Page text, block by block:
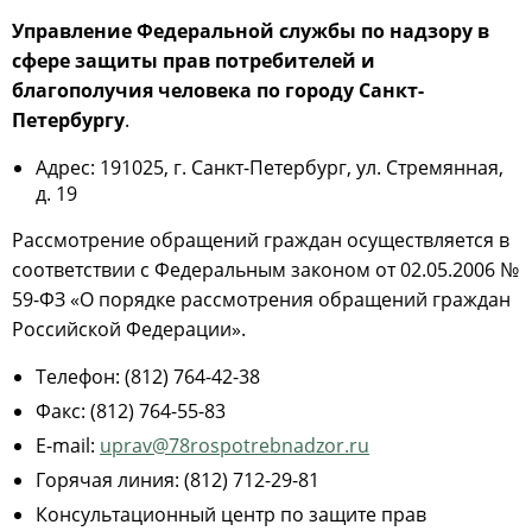
Управление Федеральной службы по надзору в
сфере защиты прав потребителей и
благополучия человека по городу Санкт-
Петербургу.
Адрес: 191025, г. Санкт-Петербург, ул. Стремянная,
д. 19
Рассмотрение обращений граждан осуществляется в
соответствии с Федеральным законом от 02.05.2006 №
59-ФЗ «О порядке рассмотрения обращений граждан
Российской Федерации».
Телефон: (812) 764-42-38
Факс: (812) 764-55-83
E-mail: uprav@78rospotrebnadzor.ru
Горячая линия: (812) 712-29-81
Консультационный центр по защите прав